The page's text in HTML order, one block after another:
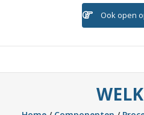
Ook open